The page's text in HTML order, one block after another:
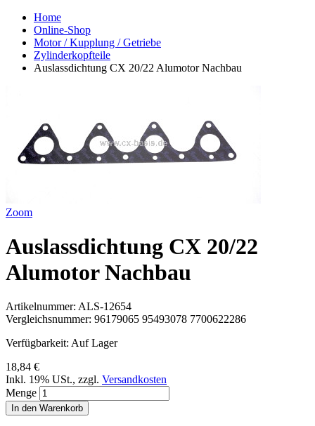
Home
Online-Shop
Motor / Kupplung / Getriebe
Zylinderkopfteile
Auslassdichtung CX 20/22 Alumotor Nachbau
Zoom
Auslassdichtung CX 20/22
Alumotor Nachbau
Artikelnummer: ALS-12654
Vergleichsnummer: 96179065 95493078 7700622286
Verfügbarkeit: Auf Lager
18,84 €
Inkl. 19% USt., zzgl. Versandkosten
Menge
In den Warenkorb